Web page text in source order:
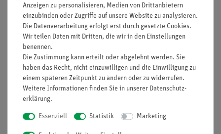
Versuche aus der Elektrik (z. B. einfache
Stromkreise, Reihen-/Parallelschaltungen).
Vorteile
Vielseitige Anschlussmöglichkeit durch
stabile 4-mm-Buchsen zur flexiblen
Verdrahtung elektrischer Schaltungen
Schlagfestes Kunststoffgehäuse mit
Gummifüßen für sicheren Stand im
Unterricht und Labor
Anzeigen zu personalisieren, Medien von Drittanbietern
einzubinden oder Zugriffe auf unsere Website zu analysieren.
Die Datenverarbeitung erfolgt erst durch gesetzte Cookies.
Wir teilen Daten mit Dritten, die wir in den Einstellungen
benennen.
Die Zustimmung kann erteilt oder abgelehnt werden. Sie
haben das Recht, nicht einzuwilligen und die Einwilligung zu
einem späteren Zeitpunkt zu ändern oder zu widerrufen.
Weitere Informationen finden Sie in unserer Daten­schutz­
erklärung.
Essenziell Statistik Marketing